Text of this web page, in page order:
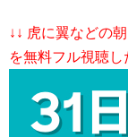
↓↓ 虎に翼などの
を無料フル視聴し